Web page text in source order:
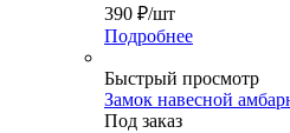
390 ₽/шт
Подробнее
Быстрый просмотр
Замок навесной
Под заказ